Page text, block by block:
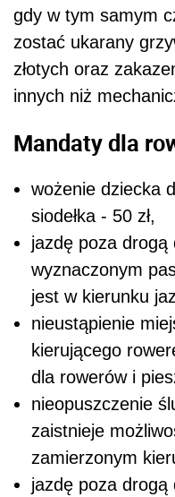
gdy w tym samym
zostać ukarany
złotych oraz
innych niż
Mandaty dla
wożenie dziecka
siodełka - 50 zł,
jazdę poza drogą
wyznaczonym
jest w kierunku
nieustąpienie
kierującego
dla rowerów i
nieopuszczenie
zaistnieje
zamierzonym
jazdę poza drogą